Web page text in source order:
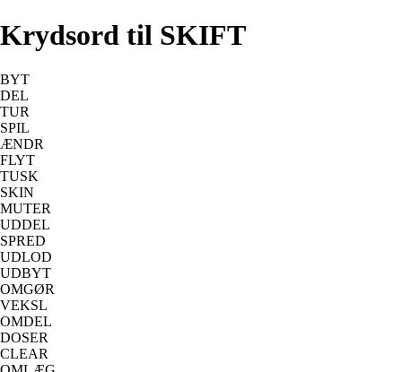
Krydsord til SKIFT
BYT
DEL
TUR
SPIL
ÆNDR
FLYT
TUSK
SKIN
MUTER
UDDEL
SPRED
UDLOD
UDBYT
OMGØR
VEKSL
OMDEL
DOSER
CLEAR